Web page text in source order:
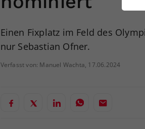
Einen Fixplatz im Feld des
nur Sebastian Ofner.
Verfasst von: Manuel Wachta, 17.06.2024